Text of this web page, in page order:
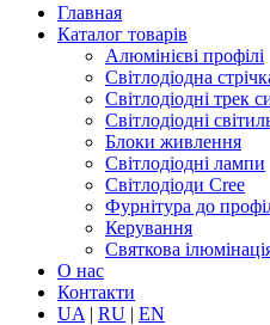
Главная
Каталог товарів
Алюмінієві профілі
Світлодіодна
Світлодіодні трек
Світлодіодні
Блоки живлення
Світлодіодні лампи
Світлодіоди Cree
Фурнітура до
Керування
Святкова
О нас
Контакти
UA | RU | EN